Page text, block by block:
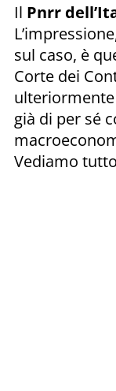
Il Pnrr
sul caso, è
Corte dei
ulteriormente
già di per sé
Vediamo